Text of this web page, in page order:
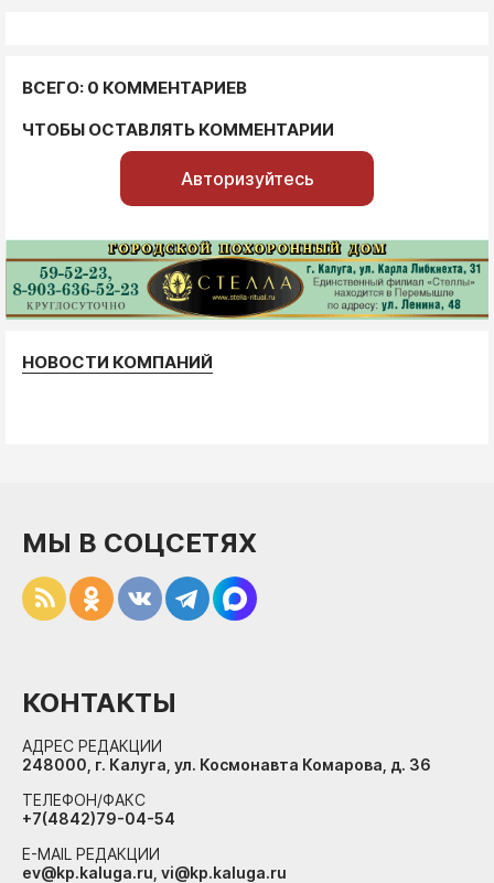
ВСЕГО: 0 КОММЕНТАРИЕВ
ЧТОБЫ ОСТАВЛЯТЬ КОММЕНТАРИИ
Авторизуйтесь
НОВОСТИ КОМПАНИЙ
МЫ В СОЦСЕТЯХ
КОНТАКТЫ
АДРЕС РЕДАКЦИИ
248000, г. Калуга, ул. Космонавта Комарова, д. 36
ТЕЛЕФОН/ФАКС
+7(4842)79-04-54
E-MAIL РЕДАКЦИИ
ev@kp.kaluga.ru, vi@kp.kaluga.ru